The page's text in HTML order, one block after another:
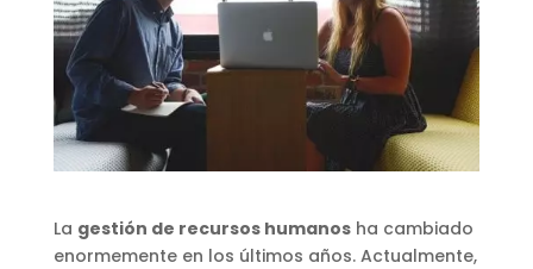
La gestión de recursos humanosha cambiado
enormemente en los últimos años. Actualmente,